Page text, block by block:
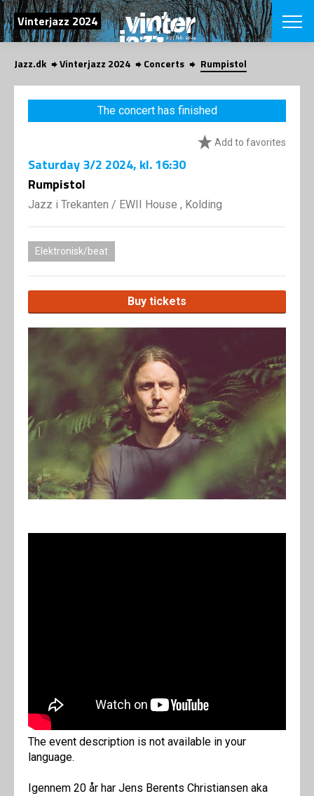
SEARCH
Vinterjazz 2024
Danish
CHOOSE
COPENHAGEN
Concerts
Contributors
SHOP
Jazz.dk Vinterjazz 2024 Concerts Rumpistol
The concert has finished
Add to favorites
Saturday3/2 2024, kl. 16:30
Rumpistol
Jazz i Trekanten / EWII House , Kolding
Elektronisk/beat
Buy tickets
The event description is not available in your
language.
Igennem 20 år har Jens Berents Christiansen aka